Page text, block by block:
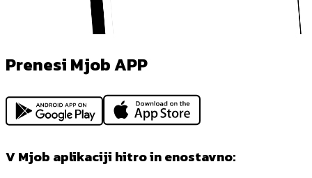
Prenesi Mjob APP
V Mjob aplikaciji hitro in enostavno: